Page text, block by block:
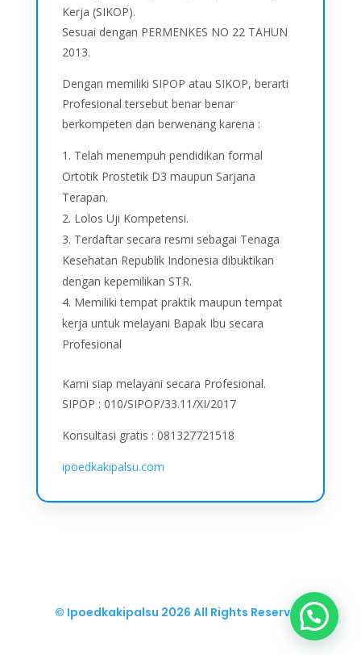
Kerja (SIKOP).
Sesuai dengan PERMENKES NO 22 TAHUN
2013.
Dengan memiliki SIPOP atau SIKOP, berarti
Profesional tersebut benar benar
berkompeten dan berwenang karena :
Telah menempuh pendidikan formal
Ortotik Prostetik D3 maupun Sarjana
Terapan.
Lolos Uji Kompetensi.
Terdaftar secara resmi sebagai Tenaga
Kesehatan Republik Indonesia dibuktikan
dengan kepemilikan STR.
Memiliki tempat praktik maupun tempat
kerja untuk melayani Bapak Ibu secara
Profesional
Kami siap melayani secara Profesional.
SIPOP : 010/SIPOP/33.11/XI/2017
Konsultasi gratis : 081327721518
ipoedkakipalsu.com
© Ipoedkakipalsu 2026 All Rights Reserved